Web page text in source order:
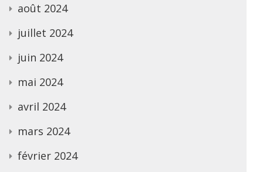
août 2024
juillet 2024
juin 2024
mai 2024
avril 2024
mars 2024
février 2024